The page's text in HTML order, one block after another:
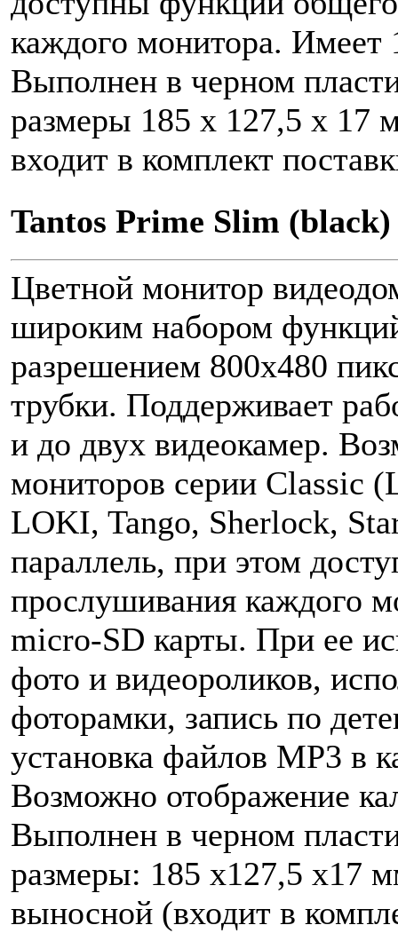
каждого монитора. Имеет
Выполнен в черном
размеры 185 х 127,5 х 17
входит в комплект
Tantos Prime Slim (black)
Цветной монитор
широким набором
разрешением 800x480
трубки. Поддерживает
и до двух видеокамер.
мониторов серии Classic
LOKI, Tango, Sherlock,
параллель, при этом
прослушивания каждого
micro-SD карты. При ее
фото и видеороликов,
фоторамки, запись по
установка файлов MP3 в
Возможно отображение
Выполнен в черном
размеры: 185 х127,5 х17
выносной (входит в